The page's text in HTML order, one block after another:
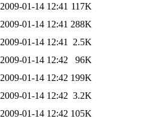
2009-01-14 12:41 117K
2009-01-14 12:41 288K
2009-01-14 12:41
2.5K
2009-01-14 12:42
96K
2009-01-14 12:42 199K
2009-01-14 12:42 3.2K
2009-01-14 12:42 105K